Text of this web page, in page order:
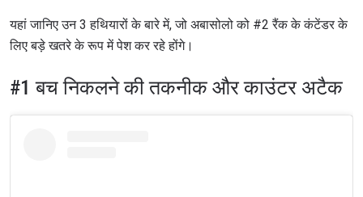
यहां जानिए उन 3 हथियारों के बारे में, जो अबासोलो को #2 रैंक के कंटेंडर के
लिए बड़े खतरे के रूप में पेश कर रहे होंगे।
#1 बच निकलने की तकनीक और काउंटर अटैक